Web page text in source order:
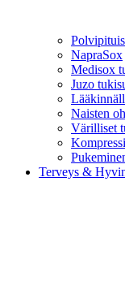
NapraSox
Medisox
Juzo
Naisten
Värilliset
Terveys &